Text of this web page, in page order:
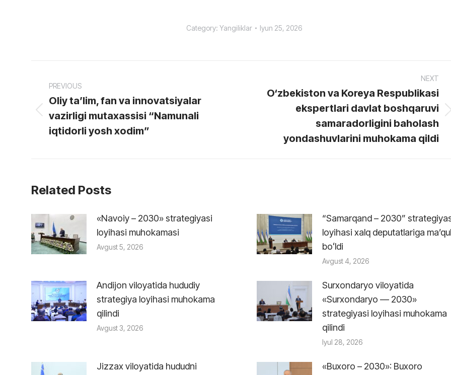
Category: Yangiliklar Iyun 25, 2026
navigation
PREVIOUS
Previous
post:
Oliy ta’lim, fan va innovatsiyalar
vazirligi mutaxassisi “Namunali
iqtidorli yosh xodim”
NEXT
O‘zbekiston va Koreya Respublikasi
ekspertlari davlat boshqaruvi
samaradorligini baholash
yondashuvlarini muhokama qildi
Related Posts
«Navoiy – 2030» strategiyasi
loyihasi muhokamasi
Avgust 5, 2026
“Samarqand – 2030”
loyihasi xalq deputatlariga maʼqul
boʻldi
Avgust 4, 2026
Andijon viloyatida hududiy
strategiya loyihasi muhokama
qilindi
Avgust 3, 2026
Surxondaryo viloyatida
«Surxondaryo — 2030»
strategiyasi loyihasi muhokama
qilindi
Iyul 28, 2026
Jizzax viloyatida hududni «Buxoro – 2030»: Buxoro